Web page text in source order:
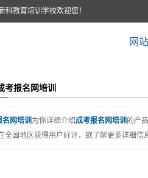
科教育培训学校欢迎您！
网
考报名网培训
名网培训 为你详细介绍成考报名网培训 的产
全国地区获得用户好评，欲了解更多详细信